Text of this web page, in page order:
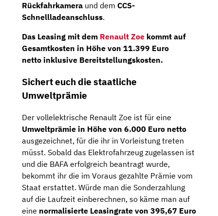
Rückfahrkamera und dem CCS-
Schnellladeanschluss.
Das Leasing mit dem Renault Zoe kommt auf
Gesamtkosten in Höhe von 11.399 Euro
netto inklusive Bereitstellungskosten.
Sichert euch die staatliche
Umweltprämie
Der vollelektrische Renault Zoe ist für eine
Umweltprämie in Höhe von 6.000 Euro netto
ausgezeichnet, für die ihr in Vorleistung treten
müsst. Sobald das Elektrofahrzeug zugelassen ist
und die BAFA erfolgreich beantragt wurde,
bekommt ihr die im Voraus gezahlte Prämie vom
Staat erstattet. Würde man die Sonderzahlung
auf die Laufzeit einberechnen, so käme man auf
eine normalisierte Leasingrate von 395,67 Euro